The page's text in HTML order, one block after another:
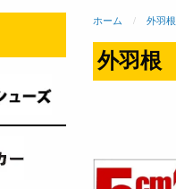
ホーム 外羽根
外羽根